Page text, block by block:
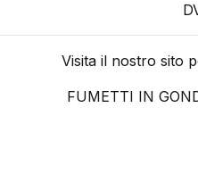
Visita il nostro sito
FUMETTI IN